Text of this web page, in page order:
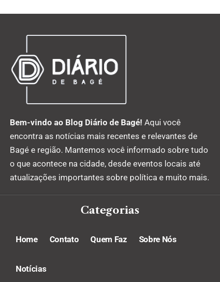
Bem-vindo ao Blog Diário de Bagé! Aqui você
encontra as notícias mais recentes e relevantes de
Bagé e região. Mantemos você informado sobre tudo
o que acontece na cidade, desde eventos locais até
atualizações importantes sobre política e muito mais.
Categorias
Home Contato Quem Faz Sobre Nós
Notícias